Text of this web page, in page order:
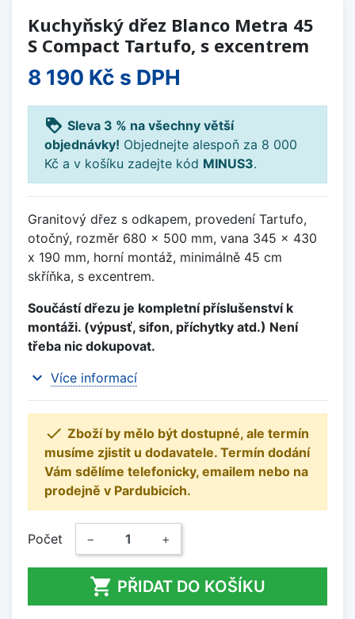
Kuchyňský dřez Blanco Metra 45
S Compact Tartufo, s excentrem
8 190 Kč s DPH
loyalty Sleva 3 % na všechny větší
objednávky! Objednejte alespoň za 8 000
Kč a v košíku zadejte kód MINUS3.
Granitový dřez s odkapem, provedení Tartufo,
otočný, rozměr 680 x 500 mm, vana 345 x 430
x 190 mm, horní montáž, minimálně 45 cm
skříňka, s excentrem.
Součástí dřezu je kompletní příslušenství k
montáži. (výpusť, sifon, příchytky atd.) Není
třeba nic dokupovat.
expand_more Více informací
 Zboží by mělo být dostupné, ale termín
musíme zjistit u dodavatele. Termín dodání
Vám sdělíme telefonicky, emailem nebo na
prodejně v Pardubicích.
Počet − +
 PŘIDAT DO KOŠÍKU